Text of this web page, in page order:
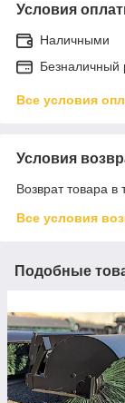
Условия
Наличными
Безналичный
Все условия
Условия
Возврат товара в
Все условия
Подобные